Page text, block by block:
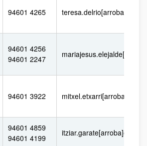
94601 4265
94601 4256
94601 2247
94601 3922
94601 4859
94601 4199